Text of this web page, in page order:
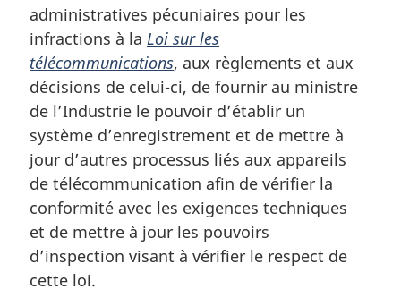
administratives pécuniaires pour les
infractions à la Loi sur les
télécommunications, aux règlements et aux
décisions de celui-ci, de fournir au ministre
de l’Industrie le pouvoir d’établir un
système d’enregistrement et de mettre à
jour d’autres processus liés aux appareils
de télécommunication afin de vérifier la
conformité avec les exigences techniques
et de mettre à jour les pouvoirs
d’inspection visant à vérifier le respect de
cette loi.